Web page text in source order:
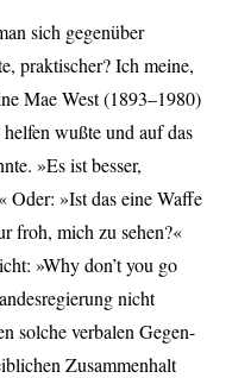
sich gegenüber
praktischer? Ich meine,
Mae West (1893–1980)
wußte und auf das
»Es ist besser,
Oder: »Ist das eine Waffe
froh, mich zu sehen?«
»Why don’t you go
nicht
solche verbalen Gegen-
Zusammenhalt